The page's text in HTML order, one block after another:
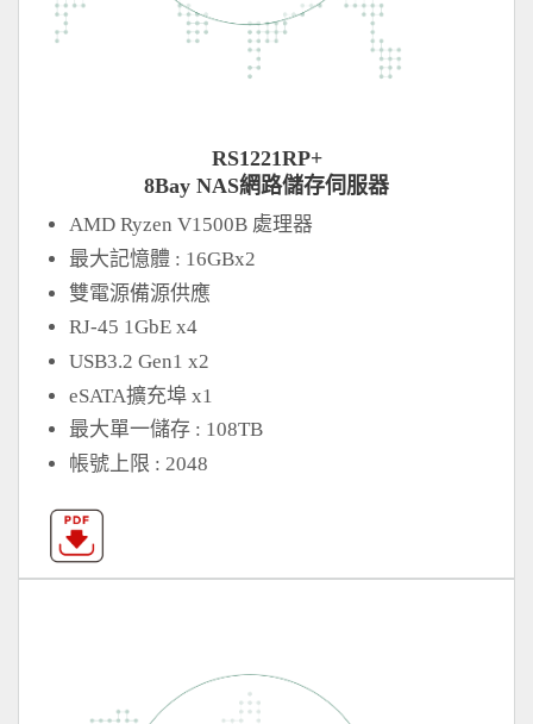
RS1221RP+
8Bay NAS網路儲存伺服器
AMD Ryzen V1500B 處理器
最大記憶體 : 16GBx2
雙電源備源供應
RJ-45 1GbE x4
USB3.2 Gen1 x2
eSATA擴充埠 x1
最大單一儲存 : 108TB
帳號上限 : 2048